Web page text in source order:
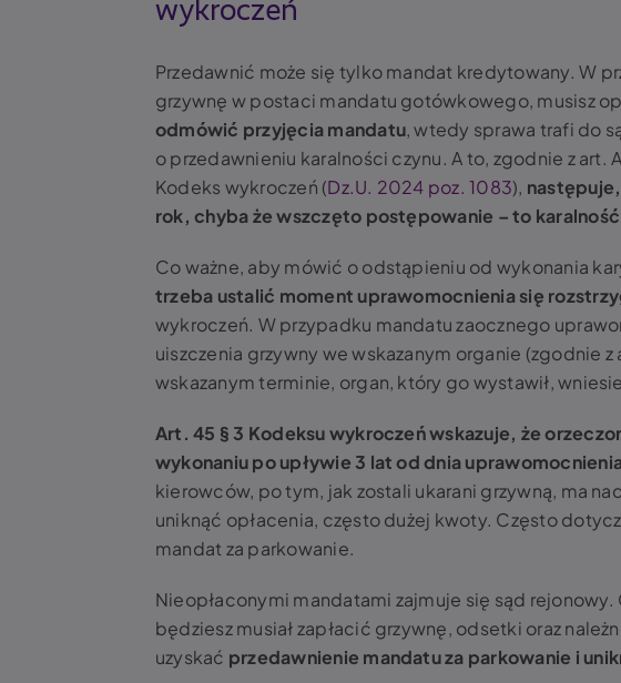
wykroczeń
Przedawnić może się tylko mandat kredytowany. W
grzywnę w postaci mandatu gotówkowego, musisz
odmówić przyjęcia mandatu, wtedy sprawa trafi do
o przedawnieniu karalności czynu. A to, zgodnie z art.
Kodeks wykroczeń (Dz.U. 2024 poz. 1083),
rok, chyba że wszczęto postępowanie – to
Co ważne, aby mówić o odstąpieniu od wykonania
trzeba ustalić moment uprawomocnienia się
wykroczeń. W przypadku mandatu zaocznego
uiszczenia grzywny we wskazanym organie (zgodnie z
wskazanym terminie, organ, który go wystawił,
Art. 45 § 3 Kodeksu wykroczeń wskazuje, że
wykonaniu po upływie 3 lat od dnia
kierowców, po tym, jak zostali ukarani grzywną, ma
uniknąć opłacenia, często dużej kwoty. Często
mandat za parkowanie.
Nieopłaconymi mandatami zajmuje się sąd
będziesz musiał zapłacić grzywnę, odsetki oraz
uzyskać przedawnienie mandatu za parkowanie i